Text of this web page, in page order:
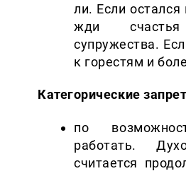
ли. Если
жди
супружества.
к горестям и
Категорические
по
работать.
считается